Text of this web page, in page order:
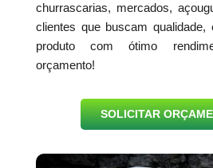
churrascarias, mercados,
clientes que buscam qualidade,
produto com ótimo
orçamento!
SOLICITAR